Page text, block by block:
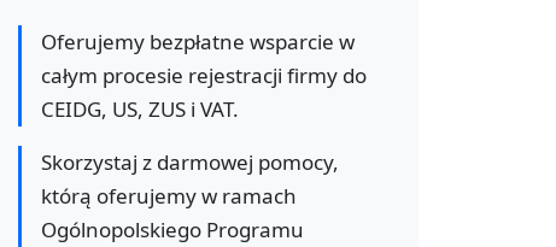
Oferujemy bezpłatne wsparcie w
całym procesie rejestracji firmy do
CEIDG, US, ZUS i VAT.
Skorzystaj z darmowej pomocy,
którą oferujemy w ramach
Ogólnopolskiego Programu